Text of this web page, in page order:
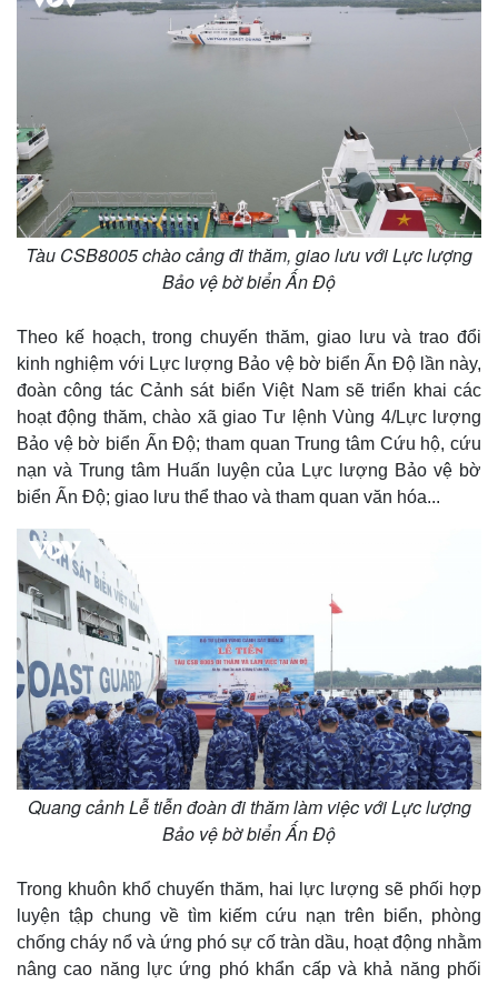
Quan sát
Cuộc sống đó đây
Hồ sơ
Video
Ảnh
E-Magazine
Infographic
Tàu CSB8005 chào cảng đi thăm, giao lưu với Lực lượng
Bảo vệ bờ biển Ấn Độ
Theo kế hoạch, trong chuyến thăm, giao lưu và trao đổi
kinh nghiệm với Lực lượng Bảo vệ bờ biển Ấn Độ lần này,
đoàn công tác Cảnh sát biển Việt Nam sẽ triển khai các
hoạt động thăm, chào xã giao Tư lệnh Vùng 4/Lực lượng
Bảo vệ bờ biển Ấn Độ; tham quan Trung tâm Cứu hộ, cứu
nạn và Trung tâm Huấn luyện của Lực lượng Bảo vệ bờ
biển Ấn Độ; giao lưu thể thao và tham quan văn hóa...
Quang cảnh Lễ tiễn đoàn đi thăm làm việc với Lực lượng
Bảo vệ bờ biển Ấn Độ
Trong khuôn khổ chuyến thăm, hai lực lượng sẽ phối hợp
luyện tập chung về tìm kiếm cứu nạn trên biển, phòng
chống cháy nổ và ứng phó sự cố tràn dầu, hoạt động nhằm
nâng cao năng lực ứng phó khẩn cấp và khả năng phối